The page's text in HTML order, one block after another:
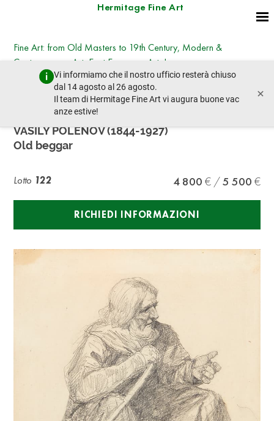
Hermitage Fine Art
Vi informiamo che il nostro ufficio resterà chiuso
dal 14 agosto al 26 agosto.
Il team di Hermitage Fine Art vi augura buone vac
anze estive!
×
Fine Art: from Old Masters to 19th Century, Modern &
Contemporary Art, East European Art, Icons
martedì 25 giugno 2024 - 14:30
lotto precedente lotto prossimo
VASILY POLENOV (1844-1927)
Old beggar
Lotto 122 4 800 5 500
RICHIEDI INFORMAZIONI